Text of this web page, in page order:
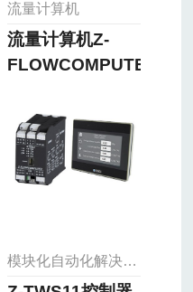
流量计算机
流量计算机Z-
FLOWCOMPUTER
模块化自动化解决方案